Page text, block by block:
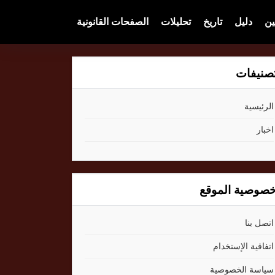
دليل تاريخ تحليلات الصفحات القانونية
الرئيسية
اخبار
الموقع
اتصل بنا
اتفاقية الإستخدام
سياسة الخصوصية